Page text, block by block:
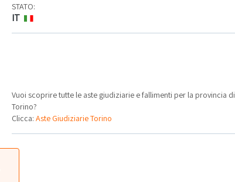
STATO:
IT
Vuoi scoprire tutte le aste giudiziarie e fallimenti per la provincia di
Torino?
Clicca:Aste Giudiziarie Torino